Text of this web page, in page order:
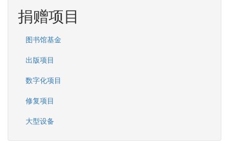
捐赠项目
图书馆基金
出版项目
数字化项目
修复项目
大型设备